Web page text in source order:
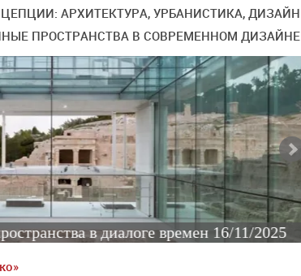
АРХИТЕКТУРА, УРБАНИСТИКА, ДИЗАЙН
ПРОСТРАНСТВА В СОВРЕМЕННОМ ДИЗАЙНЕ
в диалоге времен 16/11/2025